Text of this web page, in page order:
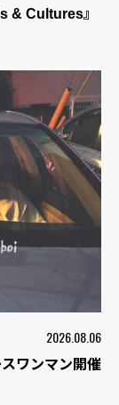
& Cultures』
2026.08.06
ワンマン開催